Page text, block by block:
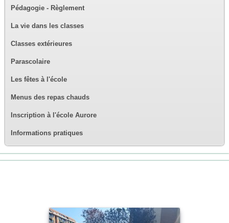
Pédagogie - Règlement
La vie dans les classes
Classes extérieures
Parascolaire
Les fêtes à l'école
Menus des repas chauds
Inscription à l'école Aurore
Informations pratiques